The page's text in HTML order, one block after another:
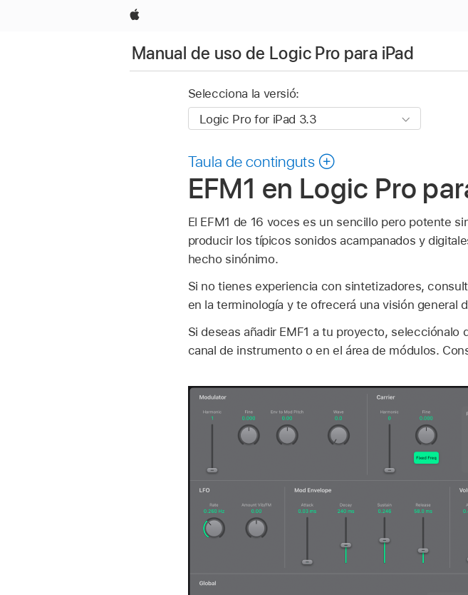
Apple
Manual de uso de Logic Pro para iPad
Selecciona la versió:
Taula de continguts
EFM1 en Logic Pro
El EFM1 de 16 voces es un sencillo pero potente
producir los típicos sonidos acampanados y
hecho sinónimo.
Si no tienes experiencia con sintetizadores,
en la terminología y te ofrecerá una visión
Si deseas añadir EMF1 a tu proyecto,
canal de instrumento o en el área de módulos.